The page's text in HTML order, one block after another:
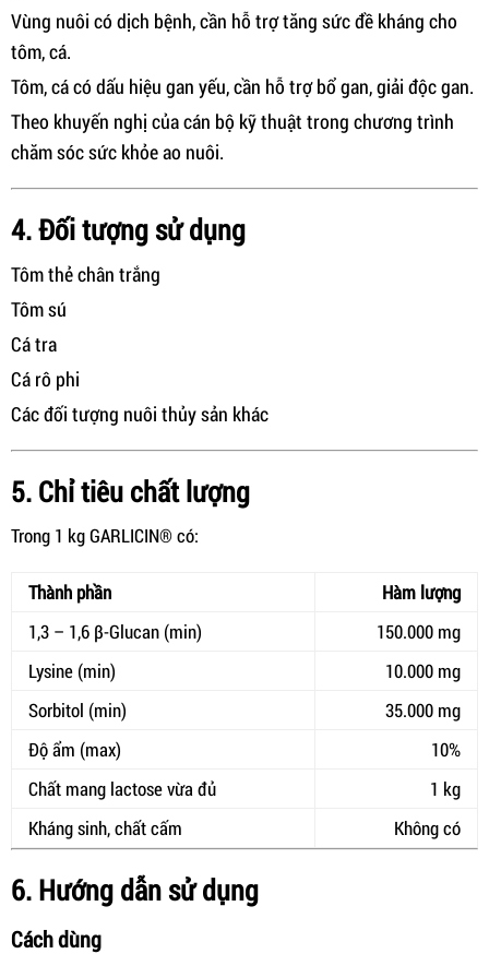
Vùng nuôi có dịch bệnh, cần hỗ trợ tăng sức đề kháng cho
tôm, cá.
Tôm, cá có dấu hiệu gan yếu, cần hỗ trợ bổ gan, giải độc gan.
Theo khuyến nghị của cán bộ kỹ thuật trong chương trình
chăm sóc sức khỏe ao nuôi.
4. Đối tượng sử dụng
Tôm thẻ chân trắng
Tôm sú
Cá tra
Cá rô phi
Các đối tượng nuôi thủy sản khác
5. Chỉ tiêu chất lượng
Trong 1 kg GARLICIN® có:
Thành phần
Hàm lượng
1,3 – 1,6 β-Glucan (min)
150.000 mg
Lysine (min)
10.000 mg
Sorbitol (min)
35.000 mg
Độ ẩm (max)
10%
Chất mang lactose vừa đủ
1 kg
Kháng sinh, chất cấm
Không có
6. Hướng dẫn sử dụng
Cách dùng